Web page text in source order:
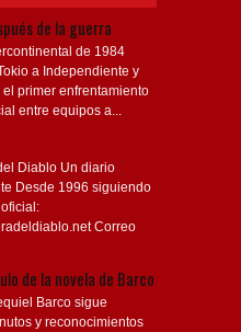
de la guerra
de 1984
a Independiente y
el primer enfrentamiento
entre equipos a...
Diablo Un diario
Desde 1996 siguiendo
Correo
de la novela de Barco
Barco sigue
y reconocimientos